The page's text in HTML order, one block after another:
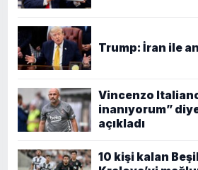
Trump: İran ile
Vincenzo
inanıyorum”
açıkladı
10 kişi kalan